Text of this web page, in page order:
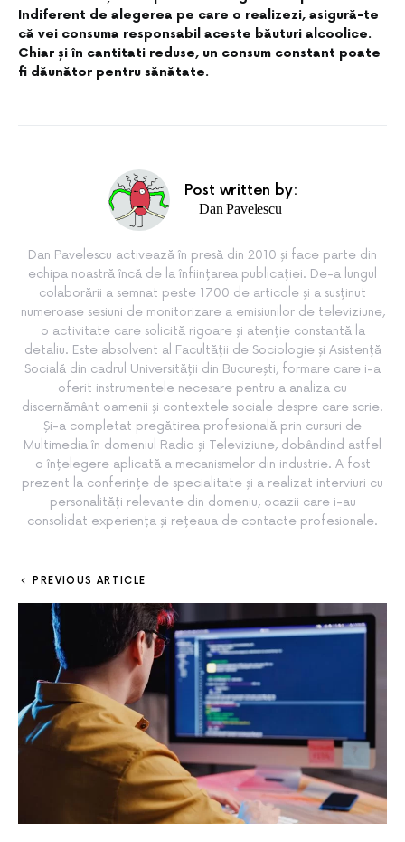
Indiferent de alegerea pe care o realizezi, asigură-te
că vei consuma responsabil aceste băuturi alcoolice.
Chiar și în cantitati reduse, un consum constant poate
fi dăunător pentru sănătate.
Post written by:
Dan Pavelescu
Dan Pavelescu activează în presă din 2010 și face parte din
echipa noastră încă de la înființarea publicației. De-a lungul
colaborării a semnat peste 1700 de articole și a susținut
numeroase sesiuni de monitorizare a emisiunilor de televiziune,
o activitate care solicită rigoare și atenție constantă la
detaliu. Este absolvent al Facultății de Sociologie și Asistență
Socială din cadrul Universității din București, formare care i-a
oferit instrumentele necesare pentru a analiza cu
discernământ oamenii și contextele sociale despre care scrie.
Și-a completat pregătirea profesională prin cursuri de
Multimedia în domeniul Radio și Televiziune, dobândind astfel
o înțelegere aplicată a mecanismelor din industrie. A fost
prezent la conferințe de specialitate și a realizat interviuri cu
personalități relevante din domeniu, ocazii care i-au
consolidat experiența și rețeaua de contacte profesionale.
PREVIOUS ARTICLE